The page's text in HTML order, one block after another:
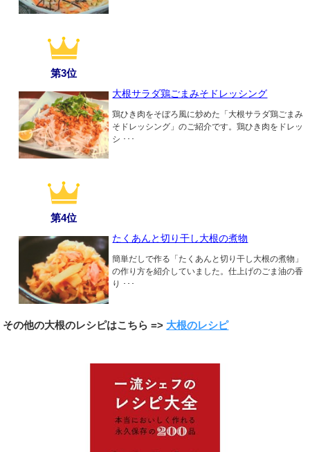
第3位
大根サラダ鶏ごまみそドレッシング
鶏ひき肉をそぼろ風に炒めた「大根サラダ鶏ごまみ
そドレッシング」のご紹介です。鶏ひき肉をドレッ
シ ･･･
第4位
たくあんと切り干し大根の煮物
簡単だしで作る「たくあんと切り干し大根の煮物」
の作り方を紹介していました。仕上げのごま油の香
り ･･･
その他の大根のレシピはこちら => 大根のレシピ